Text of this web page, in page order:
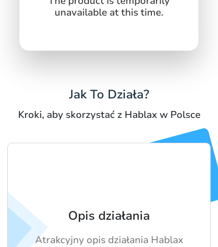
unavailable at this time.
Jak To Działa?
Kroki, aby skorzystać z Hablax w Polsce
Opis działania
Atrakcyjny opis działania Hablax